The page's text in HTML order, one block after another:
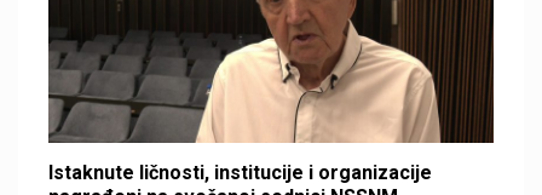
Istaknute ličnosti, institucije i organizacije